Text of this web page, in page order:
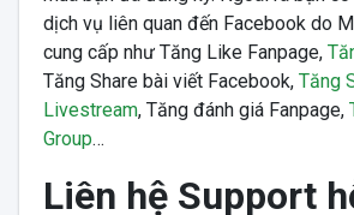
dịch vụ liên quan đến Facebook do
cung cấp như Tăng Like Fanpage,
Tăng Share bài viết Facebook, Tăng
Livestream, Tăng đánh giá Fanpage,
Group…
Liên hệ Support